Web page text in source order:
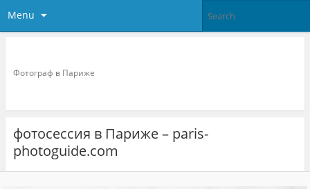
Menu
Фотограф в Париже
фотосессия в Париже – paris-
photoguide.com